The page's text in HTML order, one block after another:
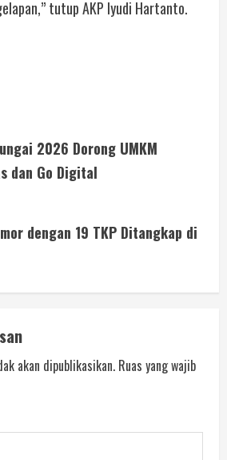
tutup AKP Iyudi Hartanto.
2026 Dorong UMKM
dan Go Digital
dengan 19 TKP Ditangkap di
akan dipublikasikan. Ruas yang wajib